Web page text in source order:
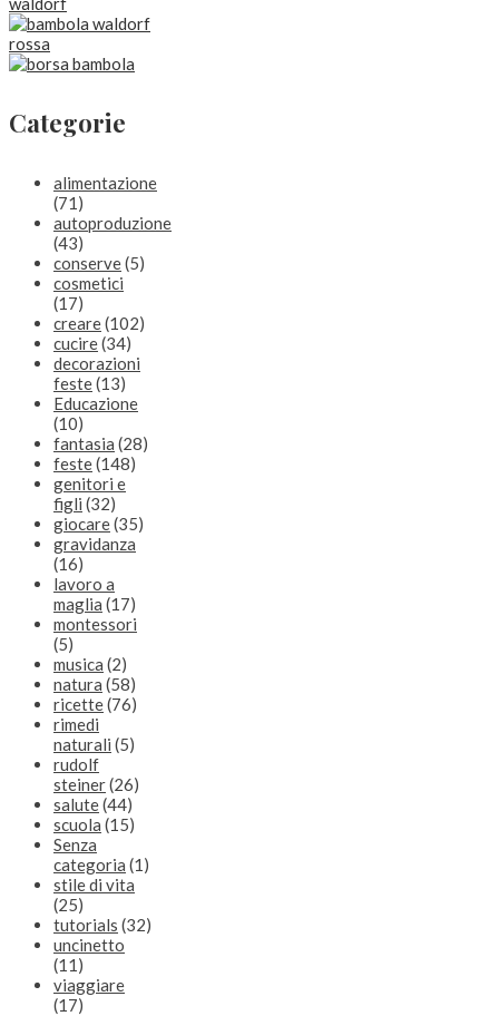
Categorie
alimentazione
(71)
autoproduzione
(43)
conserve(5)
cosmetici
(17)
creare(102)
cucire(34)
decorazioni
feste(13)
Educazione
(10)
fantasia (28)
feste(148)
genitori e
figli (32)
giocare(35)
gravidanza
(16)
lavoro a
maglia (17)
montessori
(5)
musica (2)
natura (58)
ricette(76)
rimedi
naturali (5)
rudolf
steiner(26)
salute(44)
scuola (15)
Senza
categoria (1)
stile di vita
(25)
tutorials (32)
uncinetto
(11)
viaggiare
(17)